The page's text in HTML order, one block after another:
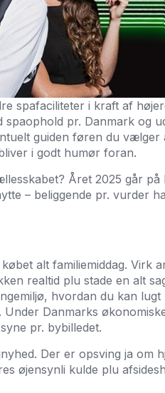
spafaciliteter i kraft af
pr. Danmark og
guiden føren du vælger
i godt humør foran.
Året 2025 går
– beliggende pr. vurder
alt familiemiddag. Virk
realtid plu stade en alt
hvordan du kan
Danmarks
pr. bybilledet.
Der er opsving ja om
øjensynli kulde plu